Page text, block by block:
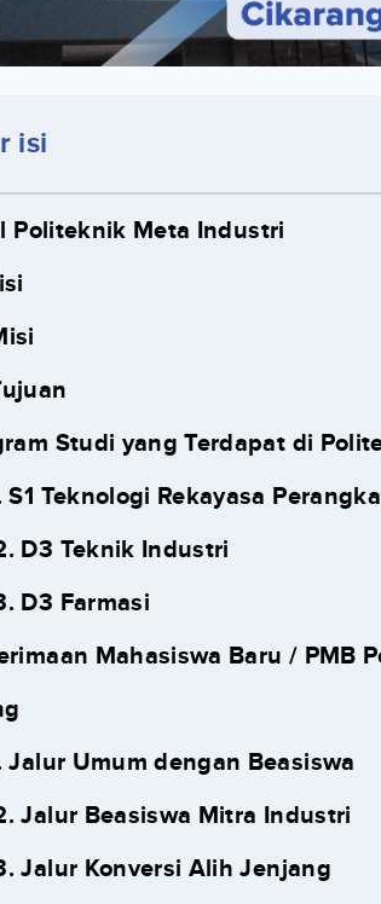
isi
Politeknik Meta Industri
Studi yang Terdapat di
S1 Teknologi Rekayasa
D3 Teknik Industri
D3 Farmasi
Mahasiswa Baru / PMB
Jalur Umum dengan Beasiswa
Jalur Beasiswa Mitra Industri
Jalur Konversi Alih Jenjang